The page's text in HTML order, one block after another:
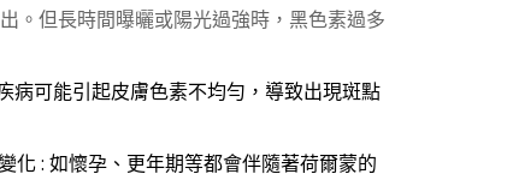
。但長時間曝曬或陽光過強時，黑色素過多
病可能引起皮膚色素不均勻，導致出現斑點
化 : 如懷孕、更年期等都會伴隨著荷爾蒙的